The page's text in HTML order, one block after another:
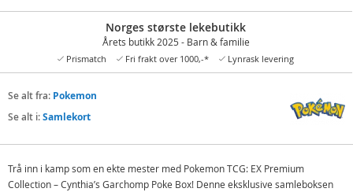
Norges største lekebutikk
Årets butikk 2025 - Barn & familie
Prismatch Fri frakt over 1000,-* Lynrask levering
Se alt fra: Pokemon
Se alt i:Samlekort
Trå inn i kamp som en ekte mester med Pokemon TCG: EX Premium
Collection – Cynthia’s Garchomp Poke Box! Denne eksklusive samleboksen